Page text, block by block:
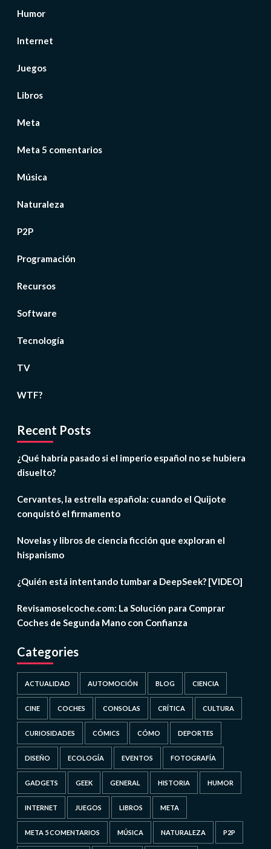
Humor
Internet
Juegos
Libros
Meta
Meta 5 comentarios
Música
Naturaleza
P2P
Programación
Recursos
Software
Tecnología
TV
WTF?
Recent Posts
¿Qué habría pasado si el imperio español no se hubiera
disuelto?
Cervantes, la estrella española: cuando el Quijote
conquistó el firmamento
Novelas y libros de ciencia ficción que exploran el
hispanismo
¿Quién está intentando tumbar a DeepSeek? [VIDEO]
Revisamoselcoche.com: La Solución para Comprar
Coches de Segunda Mano con Confianza
Categories
ACTUALIDAD AUTOMOCIÓN BLOG CIENCIA
CINE COCHES CONSOLAS CRÍTICA CULTURA
CURIOSIDADES CÓMICS CÓMO DEPORTES
DISEÑO ECOLOGÍA EVENTOS FOTOGRAFÍA
GADGETS GEEK GENERAL HISTORIA HUMOR
INTERNET JUEGOS LIBROS META
META 5 COMENTARIOS MÚSICA NATURALEZA P2P